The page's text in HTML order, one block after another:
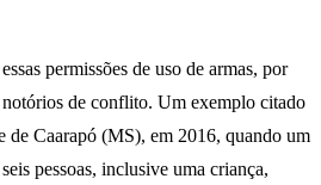
permissões de uso de armas, por
notórios de conflito. Um exemplo citado
de Caarapó (MS), em 2016, quando um
pessoas, inclusive uma criança,